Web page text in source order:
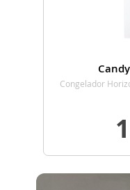
Congelador
VER